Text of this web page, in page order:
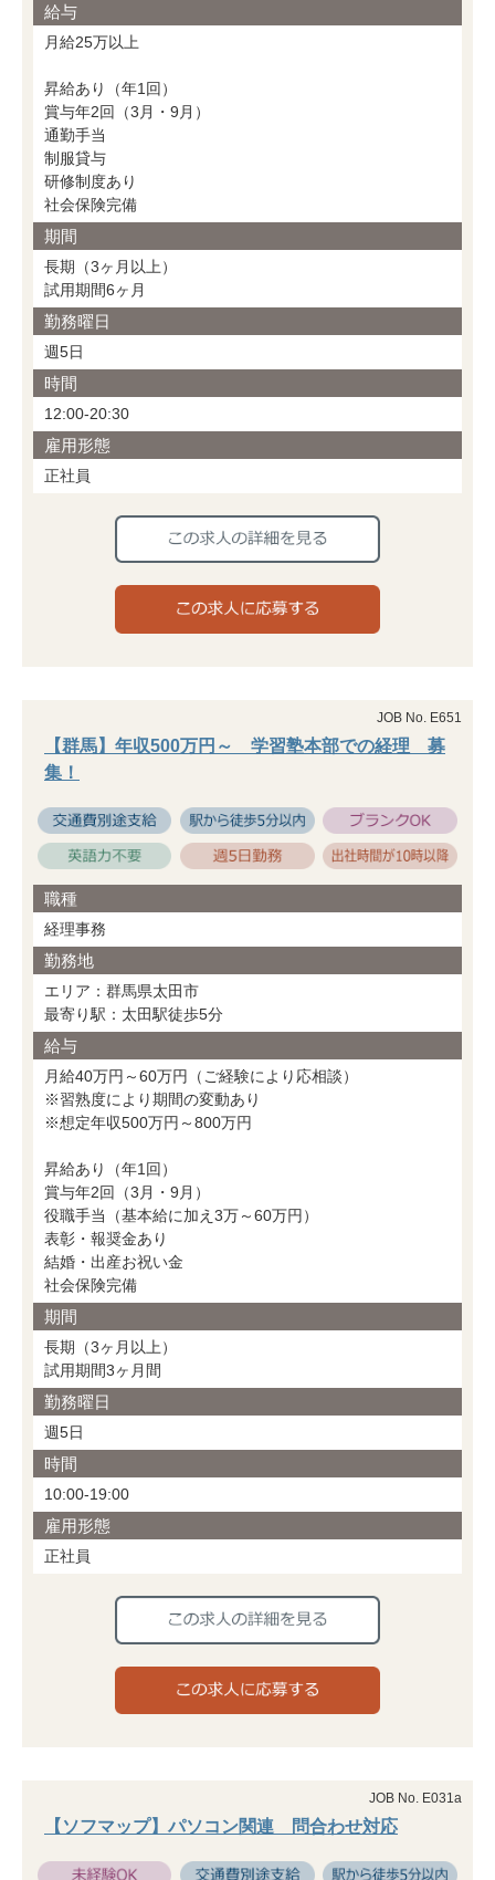
給与
月給25万以上
昇給あり（年1回）
賞与年2回（3月・9月）
通勤手当
制服貸与
研修制度あり
社会保険完備
期間
長期（3ヶ月以上）
試用期間6ヶ月
勤務曜日
週5日
時間
12:00-20:30
雇用形態
正社員
JOB No. E651
【群馬】年収500万円～ 学習塾本部での経理 募
集！
職種
経理事務
勤務地
エリア：群馬県太田市
最寄り駅：太田駅徒歩5分
給与
月給40万円～60万円（ご経験により応相談）
※習熟度により期間の変動あり
※想定年収500万円～800万円
昇給あり（年1回）
賞与年2回（3月・9月）
役職手当（基本給に加え3万～60万円）
表彰・報奨金あり
結婚・出産お祝い金
社会保険完備
期間
長期（3ヶ月以上）
試用期間3ヶ月間
勤務曜日
週5日
時間
10:00-19:00
雇用形態
正社員
JOB No. E031a
【ソフマップ】パソコン関連 問合わせ対応